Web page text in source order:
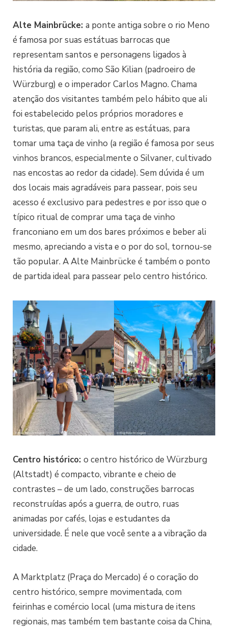
Alte Mainbrücke: a ponte antiga sobre o rio Meno
é famosa por suas estátuas barrocas que
representam santos e personagens ligados à
história da região, como São Kilian (padroeiro de
Würzburg) e o imperador Carlos Magno. Chama
atenção dos visitantes também pelo hábito que ali
foi estabelecido pelos próprios moradores e
turistas, que param ali, entre as estátuas, para
tomar uma taça de vinho (a região é famosa por seus
vinhos brancos, especialmente o Silvaner, cultivado
nas encostas ao redor da cidade). Sem dúvida é um
dos locais mais agradáveis para passear, pois seu
acesso é exclusivo para pedestres e por isso que o
típico ritual de comprar uma taça de vinho
franconiano em um dos bares próximos e beber ali
mesmo, apreciando a vista e o por do sol, tornou-se
tão popular. A Alte Mainbrücke é também o ponto
de partida ideal para passear pelo centro histórico.
Centro histórico: o centro histórico de Würzburg
(Altstadt) é compacto, vibrante e cheio de
contrastes – de um lado, construções barrocas
reconstruídas após a guerra, de outro, ruas
animadas por cafés, lojas e estudantes da
universidade. É nele que você sente a a vibração da
cidade.
A Marktplatz (Praça do Mercado) é o coração do
centro histórico, sempre movimentada, com
feirinhas e comércio local (uma mistura de itens
regionais, mas também tem bastante coisa da China,